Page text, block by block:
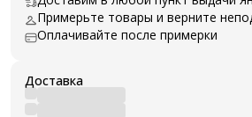
Примерьте товары и верните
Оплачивайте после примерки
Доставка